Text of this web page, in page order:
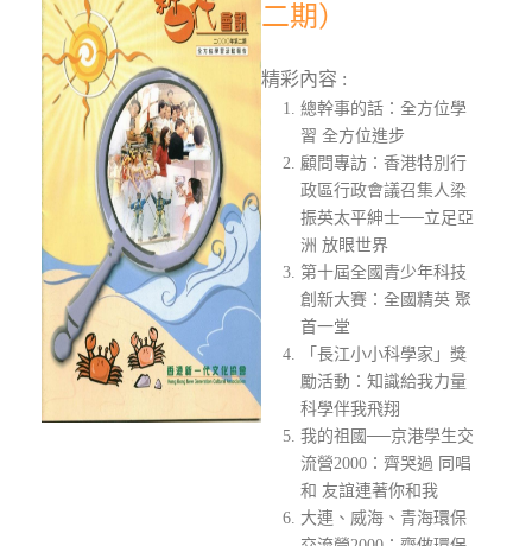
二期）
精彩內容 :
總幹事的話：全方位學
習 全方位進步
顧問專訪：香港特別行
政區行政會議召集人梁
振英太平紳士──立足亞
洲 放眼世界
第十屆全國青少年科技
創新大賽：全國精英 聚
首一堂
「長江小小科學家」獎
勵活動：知識給我力量
科學伴我飛翔
我的祖國──京港學生交
流營2000：齊哭過 同唱
和 友誼連著你和我
大連、威海、青海環保